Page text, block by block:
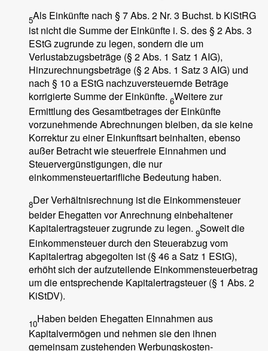
5Als Einkünfte nach § 7 Abs. 2 Nr. 3 Buchst. b KiStRG
ist nicht die Summe der Einkünfte i. S. des § 2 Abs. 3
EStG zugrunde zu legen, sondern die um
Verlustabzugsbeträge (§ 2 Abs. 1 Satz 1 AIG),
Hinzurechnungsbeträge (§ 2 Abs. 1 Satz 3 AIG) und
nach § 10 a EStG nachzuversteuernde Beträge
korrigierte Summe der Einkünfte. 6Weitere zur
Ermittlung des Gesamtbetrages der Einkünfte
vorzunehmende Abrechnungen bleiben, da sie keine
Korrektur zu einer Einkunftsart beinhalten, ebenso
außer Betracht wie steuerfreie Einnahmen und
Steuervergünstigungen, die nur
einkommensteuertarifliche Bedeutung haben.
8Der Verhältnisrechnung ist die Einkommensteuer
beider Ehegatten vor Anrechnung einbehaltener
Kapitalertragsteuer zugrunde zu legen. 9Soweit die
Einkommensteuer durch den Steuerabzug vom
Kapitalertrag abgegolten ist (§ 46 a Satz 1 EStG),
erhöht sich der aufzuteilende Einkommensteuerbetrag
um die entsprechende Kapitalertragsteuer (§ 1 Abs. 2
KiStDV).
10Haben beiden Ehegatten Einnahmen aus
Kapitalvermögen und nehmen sie den ihnen
gemeinsam zustehenden Werbungskosten-